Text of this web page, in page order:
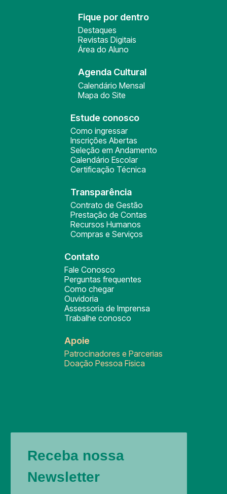
Fique por dentro
Destaques
Revistas Digitais
Área do Aluno
Agenda Cultural
Calendário Mensal
Mapa do Site
Estude conosco
Como ingressar
Inscrições Abertas
Seleção em Andamento
Calendário Escolar
Certificação Técnica
Transparência
Contrato de Gestão
Prestação de Contas
Recursos Humanos
Compras e Serviços
Contato
Fale Conosco
Perguntas frequentes
Como chegar
Ouvidoria
Assessoria de Imprensa
Trabalhe conosco
Apoie
Patrocinadores e Parcerias
Doação Pessoa Física